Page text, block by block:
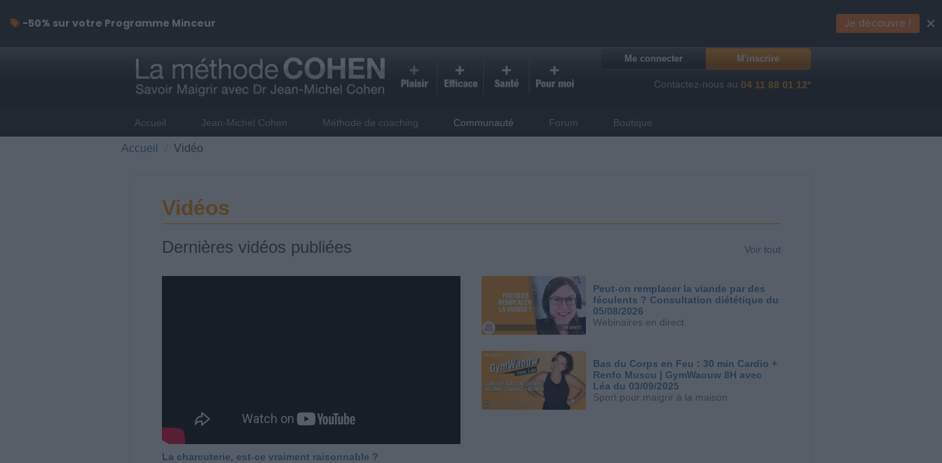
Me connecter M'inscrire
Contactez-nous au 04 11 88 01 12*
Accueil Jean-Michel Cohen Méthode de coaching Communauté Forum Boutique
Accueil Vidéo
Vidéos
Dernières vidéos publiées Voir tout
La charcuterie, est-ce vraiment raisonnable ?
Peut-on remplacer la viande par des
féculents ? Consultation diététique du
05/08/2026
Webinaires en direct
Bas du Corps en Feu : 30 min Cardio +
Renfo Muscu | GymWaouw 8H avec
Léa du 03/09/2025
Sport pour maigrir à la maison
-50% sur votre Programme Minceur Je découvre ! ×